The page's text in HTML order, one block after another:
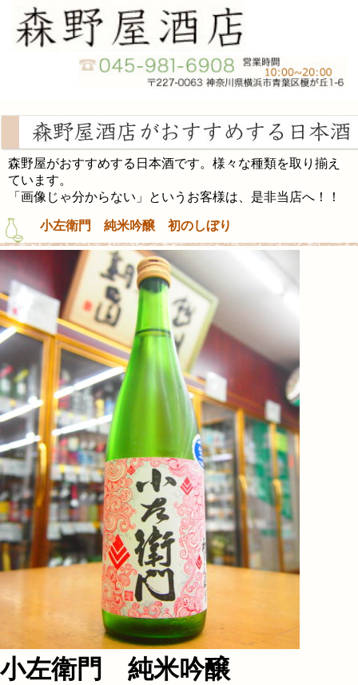
森野屋がおすすめする日本酒です。様々な種類を取り揃え
ています。
「画像じゃ分からない」というお客様は、是非当店へ！！
小左衛門 純米吟醸 初のしぼり
小左衛門 純米吟醸